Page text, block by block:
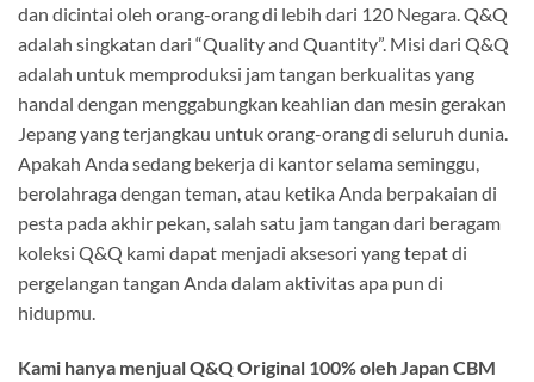
dan dicintai oleh orang-orang di lebih dari 120 Negara. Q&Q
adalah singkatan dari “Quality and Quantity”. Misi dari Q&Q
adalah untuk memproduksi jam tangan berkualitas yang
handal dengan menggabungkan keahlian dan mesin gerakan
Jepang yang terjangkau untuk orang-orang di seluruh dunia.
Apakah Anda sedang bekerja di kantor selama seminggu,
berolahraga dengan teman, atau ketika Anda berpakaian di
pesta pada akhir pekan, salah satu jam tangan dari beragam
koleksi Q&Q kami dapat menjadi aksesori yang tepat di
pergelangan tangan Anda dalam aktivitas apa pun di
hidupmu.
Kami hanya menjual Q&Q Original 100% oleh Japan CBM